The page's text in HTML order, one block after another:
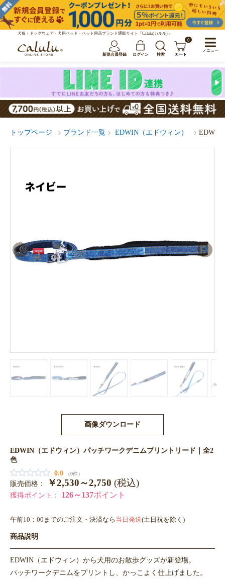
犬服・ドッグウェア・犬用ベッド・ペット用品ブランド通販サイト「Calulu(カルル)」
新規会員登録 ログイン 検索
0
カート
トップページ ブランド一覧 EDWIN（エドウィン） EDWIN
画像ダウンロード
EDWIN（エドウィン）パッチワークデニムプリントリード｜全2
色
0.0
（0件）
販売価格： ￥2,530～2,750 (税込)
獲得ポイント： 126～137ポイント
午前10：00までのご注文・決済なら 当日発送(土日祝を除く)
商品説明
EDWIN（エドウィン）から犬用のお散歩グッズが新登場。
パッチワークデニムをプリントし、かっこよく仕上げました。
メニュー